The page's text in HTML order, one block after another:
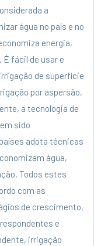
a
água no país e no
energia,
fácil de usar e
de superfície
por aspersão,
a tecnologia de
sido
adota técnicas
água,
Todos estes
com as
de crescimento,
e
irrigação